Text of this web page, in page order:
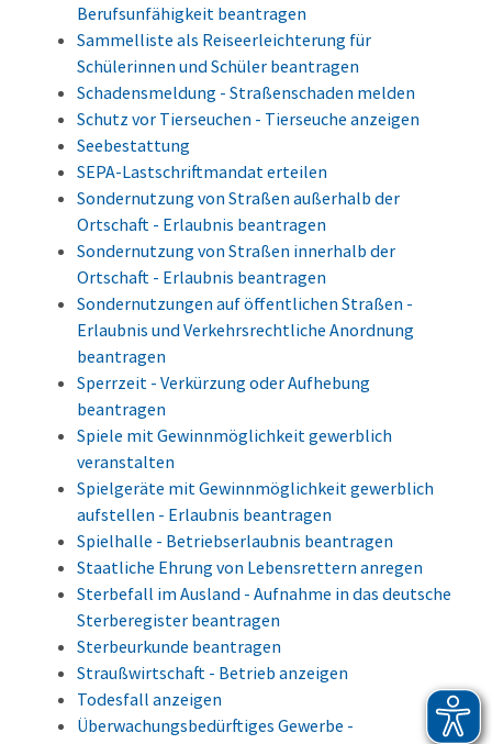
Berufsunfähigkeit beantragen
Sammelliste als Reiseerleichterung für
Schülerinnen und Schüler beantragen
Schadensmeldung - Straßenschaden melden
Schutz vor Tierseuchen - Tierseuche anzeigen
Seebestattung
SEPA-Lastschriftmandat erteilen
Sondernutzung von Straßen außerhalb der
Ortschaft - Erlaubnis beantragen
Sondernutzung von Straßen innerhalb der
Ortschaft - Erlaubnis beantragen
Sondernutzungen auf öffentlichen Straßen -
Erlaubnis und Verkehrsrechtliche Anordnung
beantragen
Sperrzeit - Verkürzung oder Aufhebung
beantragen
Spiele mit Gewinnmöglichkeit gewerblich
veranstalten
Spielgeräte mit Gewinnmöglichkeit gewerblich
aufstellen - Erlaubnis beantragen
Spielhalle - Betriebserlaubnis beantragen
Staatliche Ehrung von Lebensrettern anregen
Sterbefall im Ausland - Aufnahme in das deutsche
Sterberegister beantragen
Sterbeurkunde beantragen
Straußwirtschaft - Betrieb anzeigen
Todesfall anzeigen
Überwachungsbedürftiges Gewerbe -